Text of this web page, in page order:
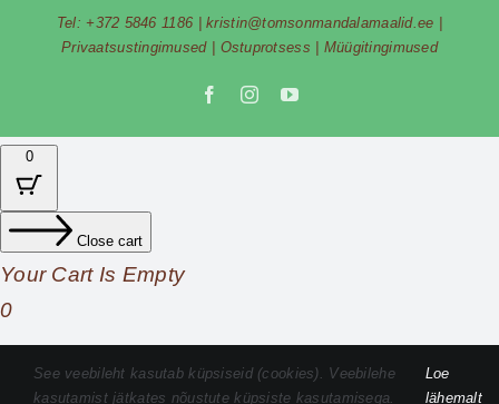
Tel: +372 5846 1186 |kristin@tomsonmandalamaalid.ee
Privaatsustingimused| Ostuprotsess Müügitingimused
FacebookInstagramYouTube
0
Close cart
Your Cart Is Empty
0
Check out our shop to see what's available
See veebileht kasutab küpsiseid (cookies). Veebilehe
kasutamist jätkates nõustute küpsiste kasutamisega.
Loe
lähemalt